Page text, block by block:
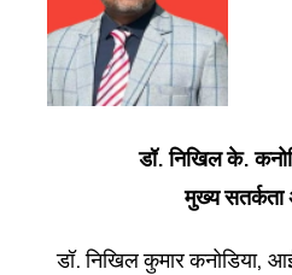
डॉ. निखिल के.
मुख्य सतर्कता
डॉ. निखिल कुमार